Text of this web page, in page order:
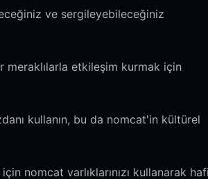
ve sergileyebileceğiniz
etkileşim kurmak için
kullanın, bu da nomcat'in kültürel
nomcat varlıklarınızı kullanarak